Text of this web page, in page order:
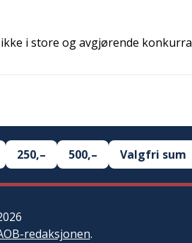
i store og avgjørende
250,– 500,– Valgfri sum
redaksjonen.